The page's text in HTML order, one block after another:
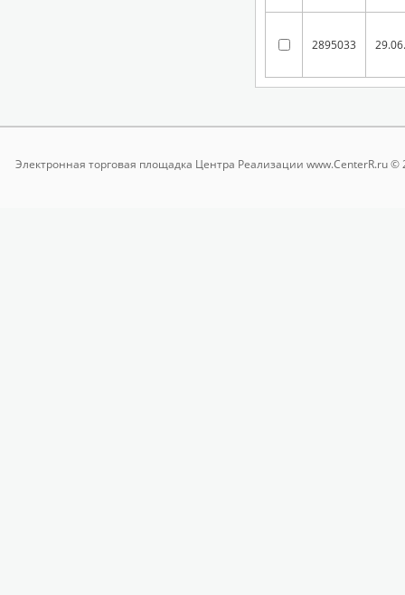
2895033
Электронная торговая площадка Центра Реализации www.CenterR.ru ©